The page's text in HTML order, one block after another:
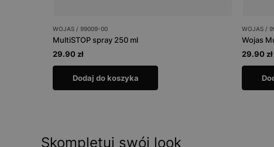
WOJAS / 99009-00
MultiSTOP spray 250 ml
29.90 zł
Dodaj do koszyka
WOJAS /
Wojas
29.90 zł
Skompletuj swój look